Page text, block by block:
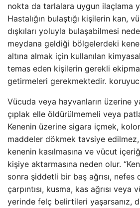
nokta da tarlalara uygun ilaçlama
Hastalığın bulaştığı kişilerin kan,
dışkıları yoluyla bulaşabilmesi
meydana geldiği bölgelerdeki kene
altına almak için kullanılan
temas eden kişilerin gerekli
getirmeleri gerekmektedir.
Vücuda veya hayvanların üzerine
çıplak elle öldürülmemeli veya
Kenenin üzerine sigara içmek,
maddeler dökmek tavsiye
kenenin kasılmasına ve vücut
kişiye aktarmasına neden olur.
sonra şiddetli bir baş ağrısı, nefes
çarpıntısı, kusma, kas ağrısı
yerinde felç belirtileri yaşarsanız,